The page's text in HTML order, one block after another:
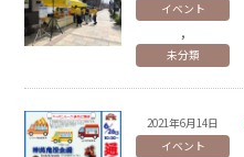
イベント
,
未分類
2021年6月14日
イベント